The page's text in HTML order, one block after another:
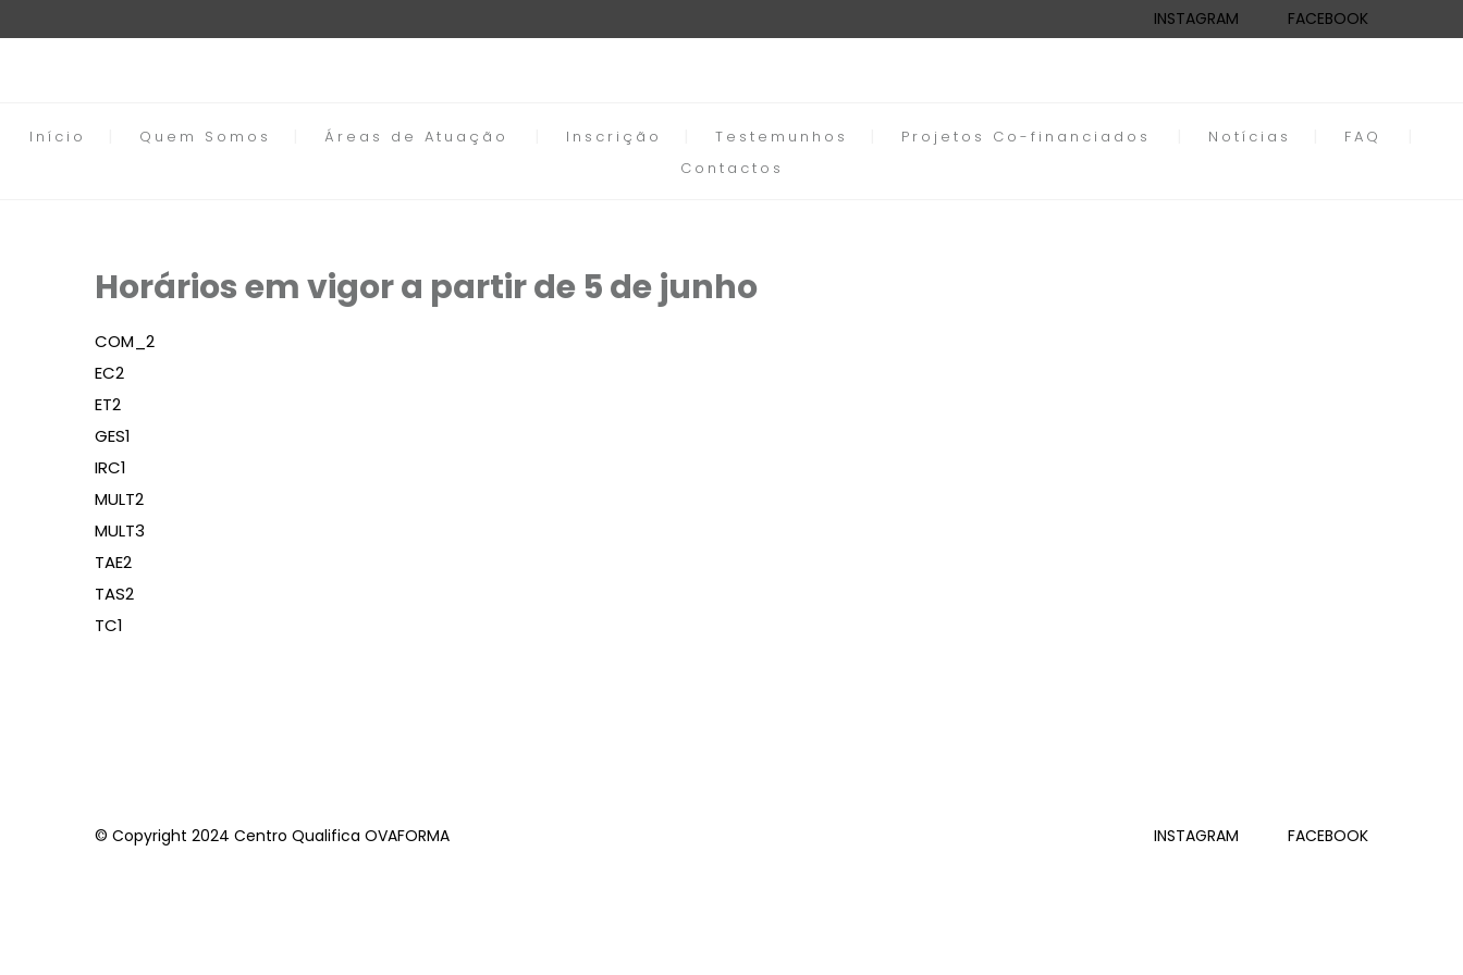
FACEBOOK
INSTAGRAM
Início Quem Somos Áreas de Atuação Inscrição Testemunhos Projetos Co-financiados Notícias
FAQ
Contactos
Horários em vigor a partir de 5 de junho
COM_2
EC2
ET2
GES1
IRC1
MULT2
MULT3
TAE2
TAS2
TC1
© Copyright 2024 Centro Qualifica OVAFORMA FACEBOOK
INSTAGRAM